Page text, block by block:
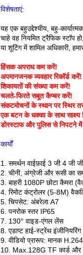
विशेषताएं:
यह एक बहुउद्देश्यीय, बहु-
चाहे वह नियमित ट्रैफिक स्टॉप
या शूटिंग में शामिल अधिकारी,
हिंसक अपराध कम करें!
अपमानजनक व्यवहार रिकॉर्ड करें!
शिकायतों की संख्या कम करें!
चलते-फिरते सबूत कैप्चर करें!
संकटमोचनों के स्थान पर स्थिर
एक बटन के धक्का के साथ साक्ष्य
डोरस्टाफ और पुलिस से निपटने
कार्यों
1. समर्थन वाईफ़ाई 3 जी 4 जी
2. चीनी, अंग्रेजी और रूसी का
3. बाहरी 1080P छोटा कैमरा
4. रिमोट कंट्रोलर (5-8M)
5. चिपसेट: अंबरेला A7
6. पनरोक स्तर IP65
7. 130° वाइड-एंगल लेंस
8. एडाप्ट हाई-स्ट्रेंथ
9. वीडियो प्रारूप: मानक
10. Max.128G TF कार्ड